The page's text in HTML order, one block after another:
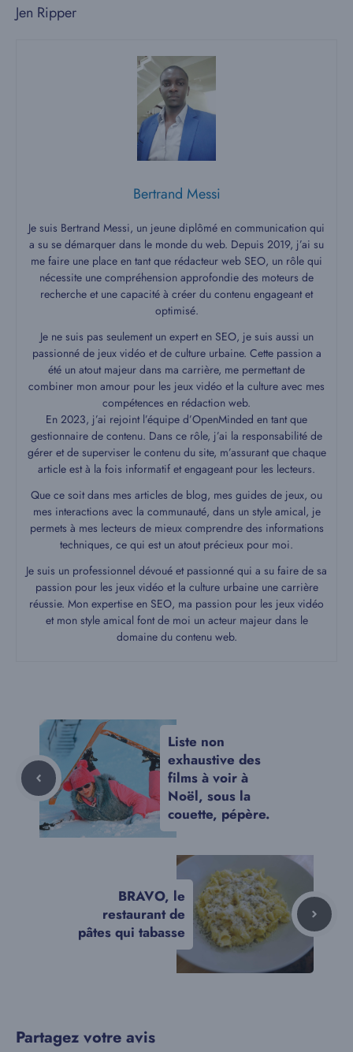
Jen Ripper
Bertrand Messi
Je suis Bertrand Messi, un jeune diplômé en communication qui
a su se démarquer dans le monde du web. Depuis 2019, j’ai su
me faire une place en tant que rédacteur web SEO, un rôle qui
nécessite une compréhension approfondie des moteurs de
recherche et une capacité à créer du contenu engageant et
optimisé.
Je ne suis pas seulement un expert en SEO, je suis aussi un
passionné de jeux vidéo et de culture urbaine. Cette passion a
été un atout majeur dans ma carrière, me permettant de
combiner mon amour pour les jeux vidéo et la culture avec mes
compétences en rédaction web.
En 2023, j’ai rejoint l’équipe d’OpenMinded en tant que
gestionnaire de contenu. Dans ce rôle, j’ai la responsabilité de
gérer et de superviser le contenu du site, m’assurant que chaque
article est à la fois informatif et engageant pour les lecteurs.
Que ce soit dans mes articles de blog, mes guides de jeux, ou
mes interactions avec la communauté, dans un style amical, je
permets à mes lecteurs de mieux comprendre des informations
techniques, ce qui est un atout précieux pour moi.
Je suis un professionnel dévoué et passionné qui a su faire de sa
passion pour les jeux vidéo et la culture urbaine une carrière
réussie. Mon expertise en SEO, ma passion pour les jeux vidéo
et mon style amical font de moi un acteur majeur dans le
domaine du contenu web.
Liste non
exhaustive des
films à voir à
Noël, sous la
couette, pépère.
BRAVO, le
restaurant de
pâtes qui tabasse
Partagez votre avis